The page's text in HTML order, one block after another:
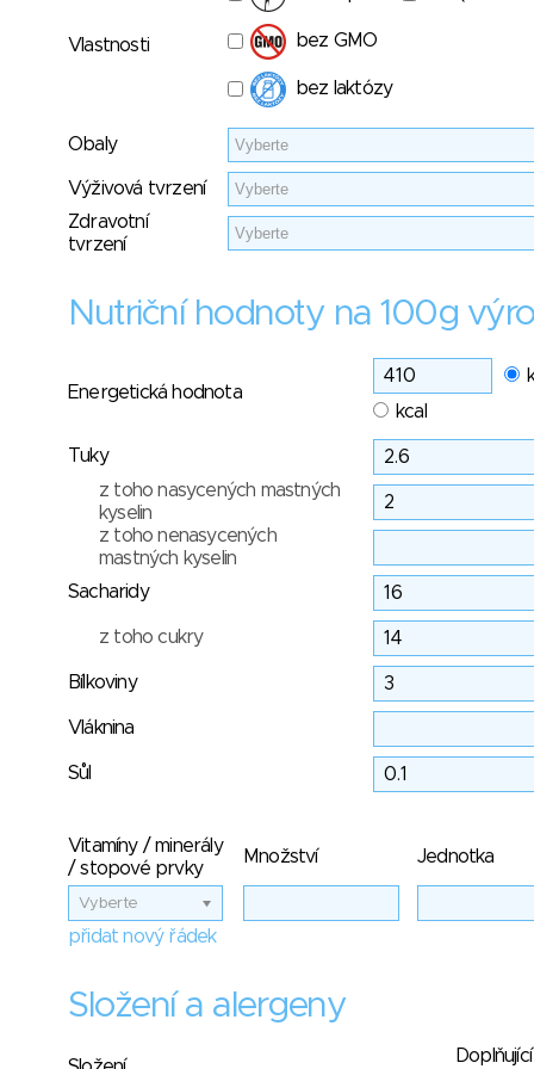
Vlastnosti bez GMO
bez laktózy
Obaly
Výživová tvrzení
Zdravotní
tvrzení
Nutriční hodnoty na 100g
Energetická hodnota
kcal
Tuky
z toho nasycených mastných
kyselin
z toho nenasycených
mastných kyselin
Sacharidy
z toho cukry
Bílkoviny
Vláknina
Sůl
Vitamíny / minerály
/ stopové prvky
Množství Jednotka
Vyberte
přidat nový řádek
Složení a alergeny
Doplňující